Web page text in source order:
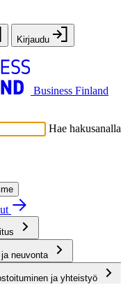
Kirjaudu
Business Finland
Hae hakusanalla
neuvonta
ja yhteistyö